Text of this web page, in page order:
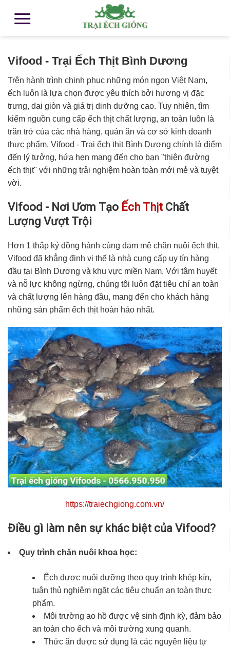
Vifood - Trại Ếch Thịt Bình Dương
Trên hành trình chinh phục những món ngon Việt Nam,
ếch luôn là lựa chọn được yêu thích bởi hương vị đặc
trưng, dai giòn và giá trị dinh dưỡng cao. Tuy nhiên, tìm
kiếm nguồn cung cấp ếch thịt chất lượng, an toàn luôn là
trăn trở của các nhà hàng, quán ăn và cơ sở kinh doanh
thực phẩm. Vifood - Trại ếch thịt Bình Dương chính là điểm
đến lý tưởng, hứa hẹn mang đến cho bạn "thiên đường
ếch thịt" với những trải nghiệm hoàn toàn mới mẻ và tuyệt
vời.
Vifood - Nơi Ươm Tạo Ếch Thịt Chất
Lượng Vượt Trội
Hơn 1 thập kỷ đồng hành cùng đam mê chăn nuôi ếch thịt,
Vifood đã khẳng định vị thế là nhà cung cấp uy tín hàng
đầu tại Bình Dương và khu vực miền Nam. Với tâm huyết
và nỗ lực không ngừng, chúng tôi luôn đặt tiêu chí an toàn
và chất lượng lên hàng đầu, mang đến cho khách hàng
những sản phẩm ếch thịt hoàn hảo nhất.
https://traiechgiong.com.vn/
Điều gì làm nên sự khác biệt của Vifood?
Quy trình chăn nuôi khoa học:
Ếch được nuôi dưỡng theo quy trình khép kín,
tuân thủ nghiêm ngặt các tiêu chuẩn an toàn thực
phẩm.
Môi trường ao hồ được vệ sinh định kỳ, đảm bảo
an toàn cho ếch và môi trường xung quanh.
Thức ăn được sử dụng là các nguyên liệu tự